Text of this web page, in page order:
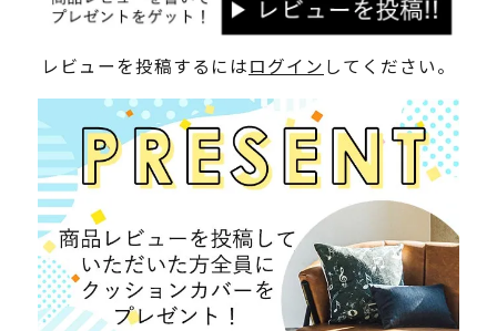
レビューを投稿するにはログイン してください。